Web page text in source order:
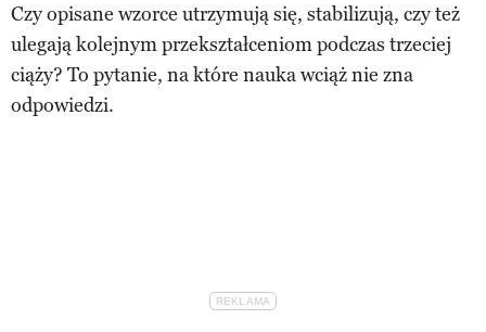
Czy opisane wzorce utrzymują się, stabilizują, czy też
ulegają kolejnym przekształceniom podczas trzeciej
ciąży? To pytanie, na które nauka wciąż nie zna
odpowiedzi.